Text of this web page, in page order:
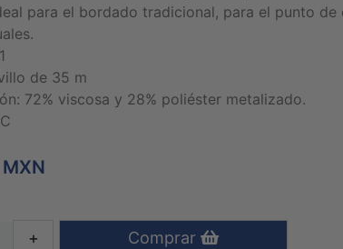
para el bordado tradicional, para el punto de
de 35 m
72% viscosa y 28% poliéster metalizado.
+ Comprar